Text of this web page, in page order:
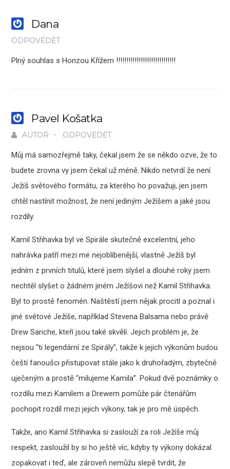
Dana
ODPOVĚDĚT
Plný souhlas s Honzou Křížem !!!!!!!!!!!!!!!!!!!!!!!!!!!!!
Pavel Košatka
AUTOR ODPOVĚDĚT
Můj má samozřejmě taky, čekal jsem že se někdo ozve, že to
budete zrovna vy jsem čekal už méně. Nikdo netvrdí že není
Ježíš světového formátu, za kterého ho považuji, jen jsem
chtěl nastínit možnost, že není jediným Ježíšem a jaké jsou
rozdíly.
Kamil Střihavka byl ve Spirále skutečně excelentní, jeho
nahrávka patří mezi mé nejoblíbenější, vlastně Ježíš byl
jedním z prvních titulů, které jsem slyšel a dlouhé roky jsem
nechtěl slyšet o žádném jiném Ježíšovi než Kamil Střihavka.
Byl to prostě fenomén. Naštěstí jsem nějak procitl a poznal i
jiné světové Ježíše, například Stevena Balsama nebo právě
Drew Sariche, kteří jsou také skvělí. Jejich problém je, že
nejsou “ti legendární ze Spirály”, takže k jejich výkonům budou
čeští fanoušci přistupovat stále jako k druhořadým, zbytečně
uječeným a prostě “milujeme Kamila”. Pokud dvě poznámky o
rozdílu mezi Kamilem a Drewem pomůže pár čtenářům
pochopit rozdíl mezi jejich výkony, tak je pro mě úspěch.
Takže, ano Kamil Střihavka si zaslouží za roli Ježíše můj
respekt, zasloužil by si ho ještě víc, kdyby ty výkony dokázal
zopakovat i teď, ale zároveň nemůžu slepě tvrdit, že